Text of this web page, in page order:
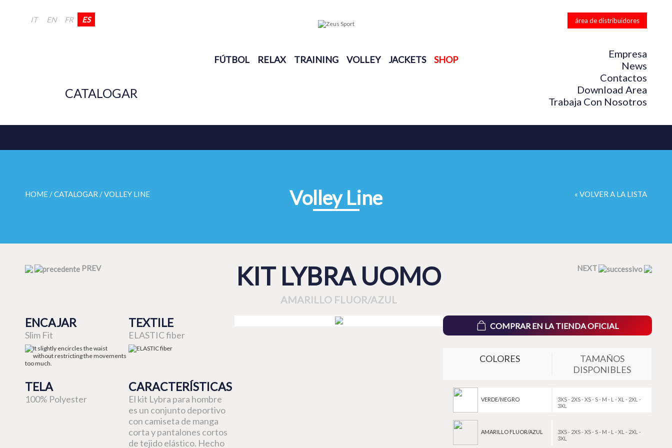
FÚTBOL RELAX TRAINING VOLLEY JACKETS SHOP
IT EN FR ES área de distribuidores
CATALOGAR
Empresa
News
Contactos
Download Area
Trabaja Con Nosotros
HOME / CATALOGAR /VOLLEY LINE Volley Line « VOLVER A LA LISTA
PREV KIT LYBRA UOMO
AMARILLO FLUOR/AZUL
NEXT
ENCAJAR
Slim Fit
TEXTILE
ELASTIC fiber
TELA
100% Polyester
CARACTERÍSTICAS
El kit Lybra para hombre
es un conjunto deportivo
con camiseta de manga
corta y pantalones cortos
de tejido elástico. Hecho
COMPRAR EN LA TIENDA OFICIAL
COLORES
TAMAÑOS
DISPONIBLES
VERDE/NEGRO
3XS - 2XS - XS - S - M - L - XL - 2XL -
3XL
AMARILLO FLUOR/AZUL
3XS - 2XS - XS - S - M - L - XL - 2XL -
3XL